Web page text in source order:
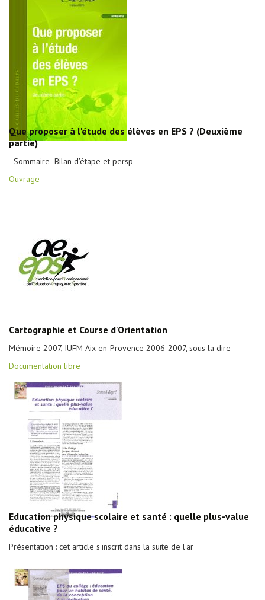
Que proposer à l'étude des élèves en EPS ? (Deuxième
partie)
Sommaire Bilan d'étape et persp
Ouvrage
Cartographie et Course d'Orientation
Mémoire 2007, IUFM Aix-en-Provence 2006-2007, sous la dire
Documentation libre
Education physique scolaire et santé : quelle plus-value
éducative ?
Présentation : cet article s'inscrit dans la suite de l'ar